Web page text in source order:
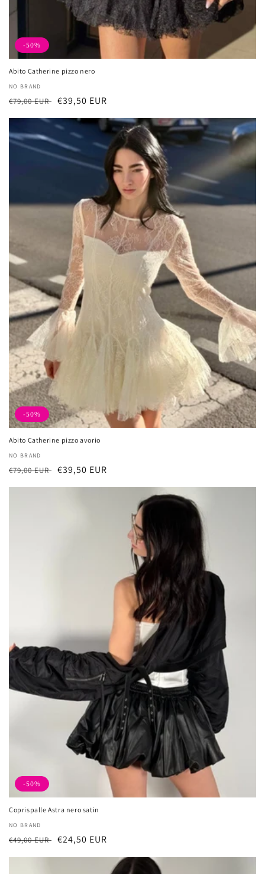
-50%
Abito Catherine pizzo nero
厂
商：
NO BRAND
常
价
格
€79,00 EUR 促
价
€39,50 EUR
-50%
Abito Catherine pizzo avorio
厂
商：
NO BRAND
常
规
€79,00 EUR 促
销
€39,50 EUR
-50%
Coprispalle Astra nero satin
厂
商：
NO BRAND
常
€49,00 EUR 促
€24,50 EUR